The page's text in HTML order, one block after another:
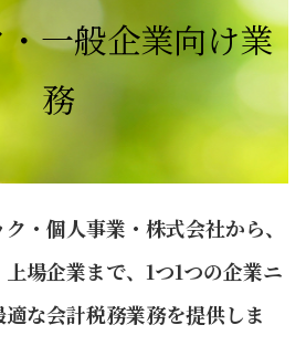
一般企業向け業
務
・個人事業・株式会社から、
場企業まで、1つ1つの企業ニ
な会計税務業務を提供しま